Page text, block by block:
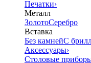
Печатки›
Металл
ЗолотоСеребро
Вставка
Без камнейС
Аксессуары›
Столовые